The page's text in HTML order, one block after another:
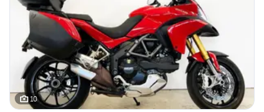
10